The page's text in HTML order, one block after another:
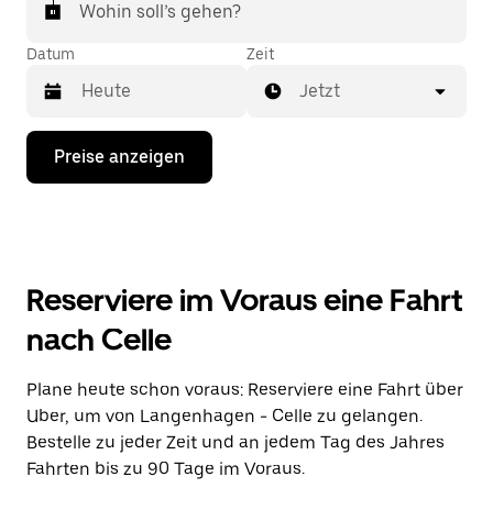
Wohin soll’s gehen?
Datum
Drücke
Nach-
Kalender
interagieren
ein
Datum
auszuwählen.
Drücke
die
Escape-
Zeit
Jetzt
Preise anzeigen
Reserviere im Voraus eine Fahrt
nach Celle
Plane heute schon voraus: Reserviere eine Fahrt über
Uber, um von Langenhagen - Celle zu gelangen.
Bestelle zu jeder Zeit und an jedem Tag des Jahres
Fahrten bis zu 90 Tage im Voraus.